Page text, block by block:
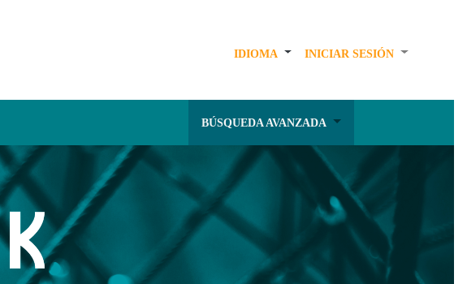
IDIOMA INICIAR SESIÓN
BÚSQUEDA AVANZADA